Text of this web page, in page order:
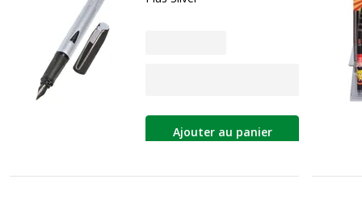
Ajouter au panier